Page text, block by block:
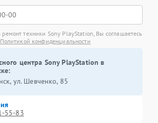
ремонт техники Sony PlayStation, Вы соглашаетесь
Политикой конфиденциальности
центра Sony PlayStation в
ул. Шевченко, 85
55-83